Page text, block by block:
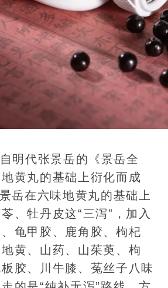
明代张景岳的《景岳全
黄丸的基础上衍化而成
岳在六味地黄丸的基础上
、牡丹皮这“三泻”，加入
龟甲胶、鹿角胶、枸杞
黄、山药、山茱萸、枸
胶、川牛膝、菟丝子八味